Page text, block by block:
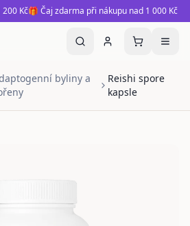
Kč🎁 Čaj zdarma při nákupu nad 1 000 Kč
byliny a
Reishi spore
kapsle